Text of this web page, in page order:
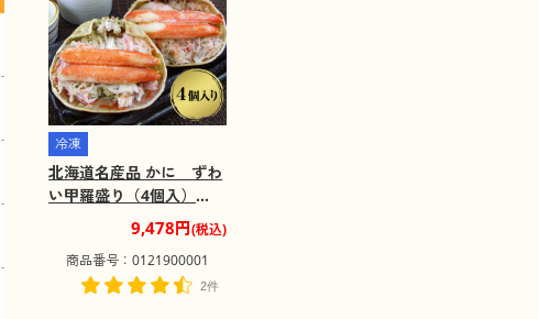
冷凍
北海道名産品 かに ずわ
い甲羅盛り（4個入）
【送料込み】【お届け不
可地域：沖縄・離島】
9,478円(税込)
商品番号：0121900001
2件